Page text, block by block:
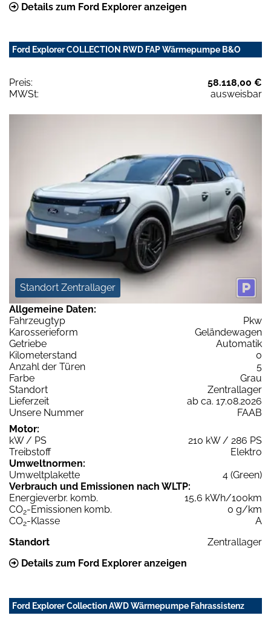
Details zum Ford Explorer anzeigen
Ford Explorer COLLECTION RWD FAP Wärmepumpe B&O
Preis:
58.118,00 €
MWSt:
ausweisbar
Standort Zentrallager
Allgemeine Daten:
Fahrzeugtyp
Pkw
Karosserieform
Geländewagen
Getriebe
Automatik
Kilometerstand
0
Anzahl der Türen
5
Farbe
Grau
Standort
Zentrallager
Lieferzeit
ab ca. 17.08.2026
Unsere Nummer
FAAB
Motor:
kW / PS
210 kW / 286 PS
Treibstoff
Elektro
Umweltnormen:
Umweltplakette
4 (Green)
Verbrauch und Emissionen nach WLTP:
Energieverbr. komb.
15,6 kWh/100km
CO2-Emissionen komb.
0 g/km
CO2-Klasse
A
Standort
Zentrallager
Details zum Ford Explorer anzeigen
Ford Explorer Collection AWD Wärmepumpe Fahrassistenz